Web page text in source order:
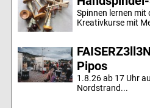
Spinnen lernen mit
Kreativkurse mit
Pipos
1.8.26 ab 17 Uhr
Nordstrand...